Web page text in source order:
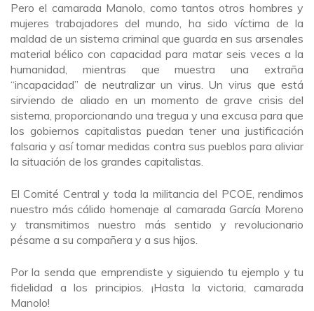
Pero el camarada Manolo, como tantos otros hombres y
mujeres trabajadores del mundo, ha sido víctima de la
maldad de un sistema criminal que guarda en sus arsenales
material bélico con capacidad para matar seis veces a la
humanidad, mientras que muestra una extraña
“incapacidad” de neutralizar un virus. Un virus que está
sirviendo de aliado en un momento de grave crisis del
sistema, proporcionando una tregua y una excusa para que
los gobiernos capitalistas puedan tener una justificación
falsaria y así tomar medidas contra sus pueblos para aliviar
la situación de los grandes capitalistas.
El Comité Central y toda la militancia del PCOE, rendimos
nuestro más cálido homenaje al camarada García Moreno
y transmitimos nuestro más sentido y revolucionario
pésame a su compañera y a sus hijos.
Por la senda que emprendiste y siguiendo tu ejemplo y tu
fidelidad a los principios. ¡Hasta la victoria, camarada
Manolo!